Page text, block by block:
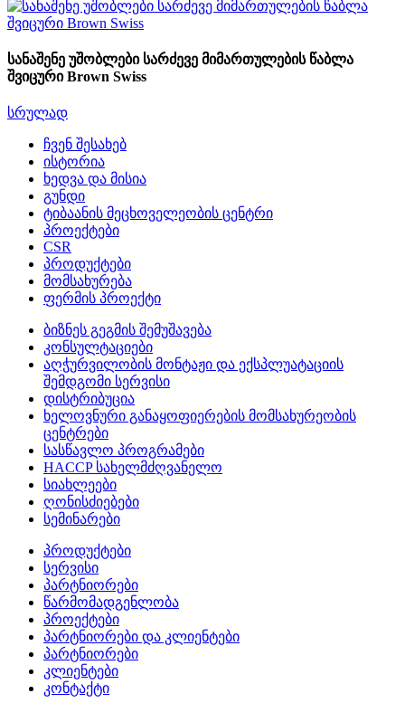
სანაშენე უშობლები სარძევე მიმართულების წაბლა
შვიცური Brown Swiss
სრულად
ჩვენ შესახებ
ისტორია
ხედვა და მისია
გუნდი
ტიბაანის მეცხოველეობის ცენტრი
პროექტები
CSR
პროდუქტები
მომსახურება
ფერმის პროექტი
ბიზნეს გეგმის შემუშავება
კონსულტაციები
აღჭურვილობის მონტაჟი და ექსპლუატაციის
შემდგომი სერვისი
დისტრიბუცია
ხელოვნური განაყოფიერების მომსახურეობის
ცენტრები
სასწავლო პროგრამები
HACCP სახელმძღვანელო
სიახლეები
ღონისძიებები
სემინარები
პროდუქტები
სერვისი
პარტნიორები
წარმომადგენლობა
პროექტები
პარტნიორები და კლიენტები
პარტნიორები
კლიენტები
კონტაქტი